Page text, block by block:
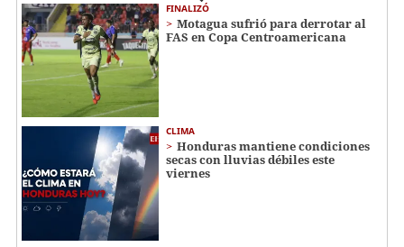
FINALIZÓ
Motagua sufrió para derrotar al
FAS en Copa Centroamericana
CLIMA
Honduras mantiene condiciones
secas con lluvias débiles este
viernes